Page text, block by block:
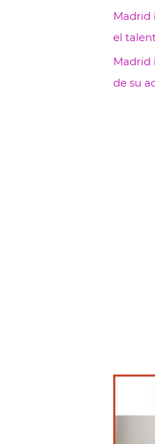
Madrid
el
Madrid
de su